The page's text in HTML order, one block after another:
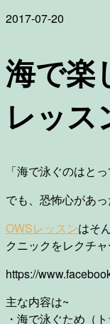
2017-07-20
海で楽
レッス
「海で泳ぐのはと
でも、恐怖心があ
OWSレッスンはそ
クニックをレクチャ
https://
主な内容は~
・海で泳ぐため（